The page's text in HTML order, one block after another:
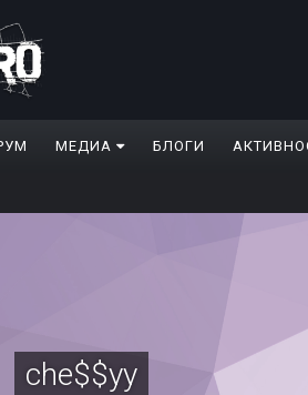
МЕДИА БЛОГИ
che$$yy